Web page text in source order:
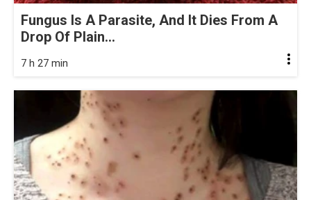
Fungus Is A Parasite, And It Dies From A
Drop Of Plain...
7 h 27 min